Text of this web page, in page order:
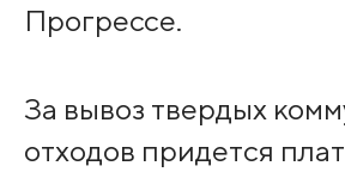
Прогрессе.
За вывоз твердых
отходов придется